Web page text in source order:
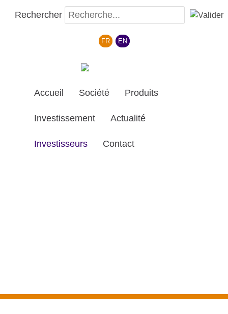
Rechercher
Sélectionnez votre langue
FR EN
Accueil Société Produits
Investissement Actualité
Investisseurs Contact